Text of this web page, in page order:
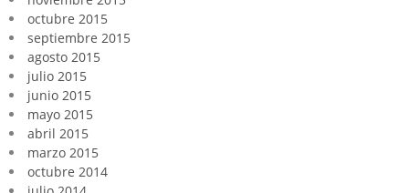
octubre 2015
septiembre 2015
agosto 2015
julio 2015
junio 2015
mayo 2015
abril 2015
marzo 2015
octubre 2014